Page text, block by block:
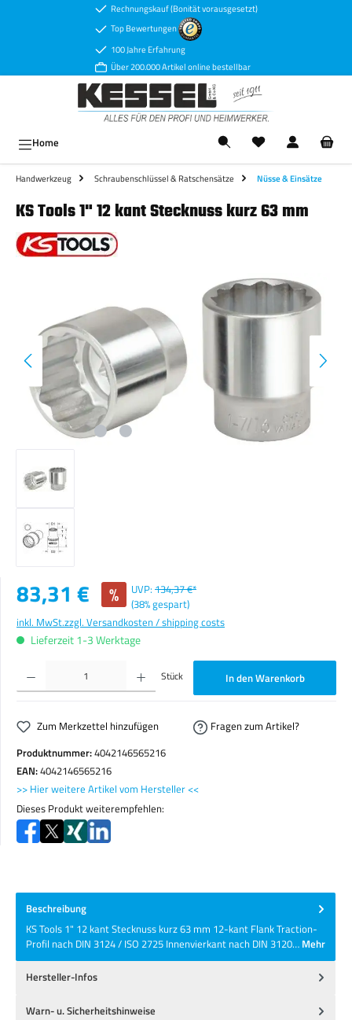
Zum Hauptinhalt springenRechnungskauf (Bonität vorausgesetzt)
Top Bewertungen
100 Jahre Erfahrung
Über 200.000 Artikel online bestellbar
Home
Handwerkzeug Schraubenschlüssel & Ratschensätze Nüsse & Einsätze
KS Tools 1" 12 kant Stecknuss kurz 63 mm
Verkaufspreis:
83,31 € % UVP: 134,37 €*
(38% gespart)
inkl. MwSt.zzgl. Versandkosten / shipping costs
Lieferzeit 1-3 Werktage
Produkt Anzahl: Gib den gewünschten Wert ein oder benutze die Schaltflächen um die Anzahl zu
Stück In den Warenkorb
Zum Merkzettel hinzufügen
Fragen zum Artikel?
Produktnummer:4042146565216
EAN:4042146565216
>> Hier weitere Artikel vom Hersteller <<
Dieses Produkt weiterempfehlen:
Beschreibung
KS Tools 1" 12 kant Stecknuss kurz 63 mm 12-kant Flank Traction-
Profil nach DIN 3124 / ISO 2725 Innenvierkant nach DIN 3120… Mehr
Hersteller-Infos
Warn- u. Sicherheitshinweise